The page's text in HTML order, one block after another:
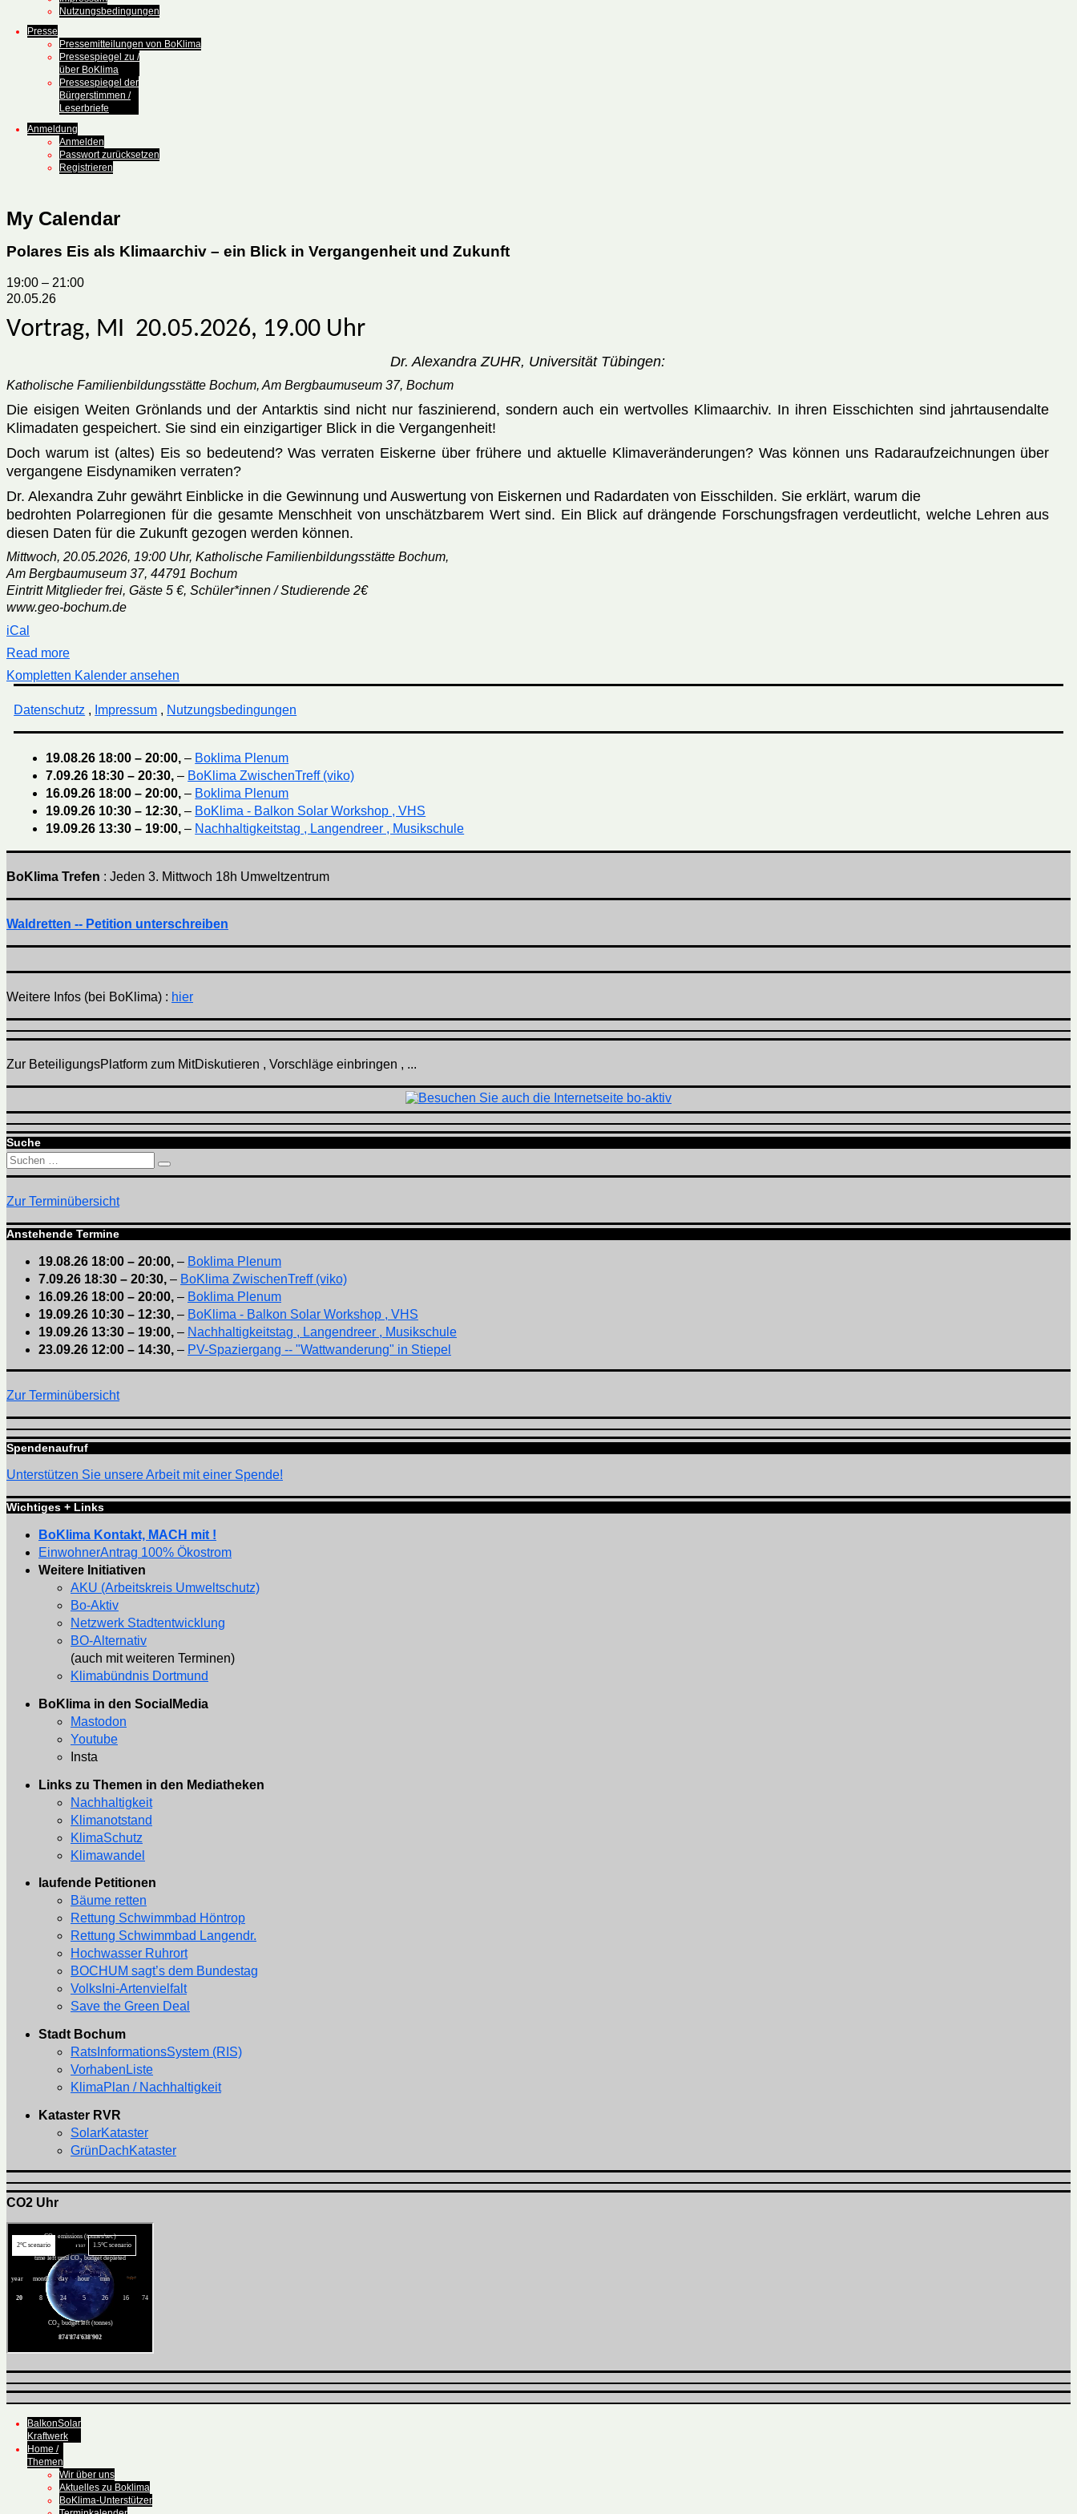
Nutzungsbedingungen
Presse
Pressemitteilungen von BoKlima
Pressespiegel zu /
über BoKlima
Pressespiegel der
Bürgerstimmen /
Leserbriefe
Anmeldung
Anmelden
Passwort zurücksetzen
Registrieren
My Calendar
Polares Eis als Klimaarchiv – ein Blick in Vergangenheit und Zukunft
19:00 – 21:00
20.05.26
Vortrag, MI 20.05.2026, 19.00 Uhr
Dr. Alexandra ZUHR, Universität Tübingen:
Katholische Familienbildungsstätte Bochum, Am Bergbaumuseum 37, Bochum
Die eisigen Weiten Grönlands und der Antarktis sind nicht nur faszinierend, sondern auch ein wertvolles Klimaarchiv. In ihren Eisschichten sind jahrtausendalte
Klimadaten gespeichert. Sie sind ein einzigartiger Blick in die Vergangenheit!
Doch warum ist (altes) Eis so bedeutend? Was verraten Eiskerne über frühere und aktuelle Klimaveränderungen? Was können uns Radaraufzeichnungen über
vergangene Eisdynamiken verraten?
Dr. Alexandra Zuhr gewährt Einblicke in die Gewinnung und Auswertung von Eiskernen und Radardaten von Eisschilden. Sie erklärt, warum die
bedrohten Polarregionen für die gesamte Menschheit von unschätzbarem Wert sind. Ein Blick auf drängende Forschungsfragen verdeutlicht, welche Lehren aus
diesen Daten für die Zukunft gezogen werden können.
Mittwoch, 20.05.2026, 19:00 Uhr, Katholische Familienbildungsstätte Bochum,
Am Bergbaumuseum 37, 44791 Bochum
Eintritt Mitglieder frei, Gäste 5 €, Schüler*innen / Studierende 2€
www.geo-bochum.de
iCal
Read more
Kompletten Kalender ansehen
Datenschutz , Impressum , Nutzungsbedingungen
19.08.26 18:00 – 20:00,– Boklima Plenum
7.09.26 18:30 – 20:30,– BoKlima ZwischenTreff (viko)
16.09.26 18:00 – 20:00,– Boklima Plenum
19.09.26 10:30 – 12:30,– BoKlima - Balkon Solar Workshop , VHS
19.09.26 13:30 – 19:00,– Nachhaltigkeitstag , Langendreer , Musikschule
BoKlima Trefen : Jeden 3. Mittwoch 18h Umweltzentrum
Waldretten -- Petition unterschreiben
Weitere Infos (bei BoKlima) : hier
Zur BeteiligungsPlatform zum MitDiskutieren , Vorschläge einbringen , ...
Suche
Suchen
nach:
Suchen
Zur Terminübersicht
Anstehende Termine
19.08.26 18:00 – 20:00, – Boklima Plenum
7.09.26 18:30 – 20:30, – BoKlima ZwischenTreff (viko)
16.09.26 18:00 – 20:00, – Boklima Plenum
19.09.26 10:30 – 12:30, – BoKlima - Balkon Solar Workshop , VHS
19.09.26 13:30 – 19:00, – Nachhaltigkeitstag , Langendreer , Musikschule
23.09.26 12:00 – 14:30, – PV-Spaziergang -- "Wattwanderung" in Stiepel
Zur Terminübersicht
Spendenaufruf
Unterstützen Sie unsere Arbeit mit einer Spende!
Wichtiges + Links
BoKlima Kontakt, MACH mit !
EinwohnerAntrag 100% Ökostrom
Weitere Initiativen
AKU (Arbeitskreis Umweltschutz)
Bo-Aktiv
Netzwerk Stadtentwicklung
BO-Alternativ
(auch mit weiteren Terminen)
Klimabündnis Dortmund
BoKlima in den SocialMedia
Mastodon
Youtube
Insta
Links zu Themen in den Mediatheken
Nachhaltigkeit
Klimanotstand
KlimaSchutz
Klimawandel
laufende Petitionen
Bäume retten
Rettung Schwimmbad Höntrop
Rettung Schwimmbad Langendr.
Hochwasser Ruhrort
BOCHUM sagt’s dem Bundestag
VolksIni-Artenvielfalt
Save the Green Deal
Stadt Bochum
RatsInformationsSystem (RIS)
VorhabenListe
KlimaPlan / Nachhaltigkeit
Kataster RVR
SolarKataster
GrünDachKataster
CO2 Uhr
BalkonSolar
Kraftwerk
Home /
Themen
Wir über uns
Aktuelles zu Boklima
BoKlima-Unterstützer